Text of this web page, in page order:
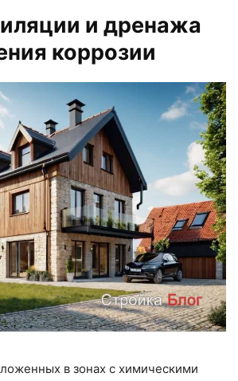
и дренажа
коррозии
в зонах с химическими